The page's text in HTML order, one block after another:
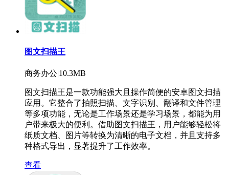
图文扫描王
商务办公|10.3MB
图文扫描王是一款功能强大且操作简便的安卓图文扫描
应用。它整合了拍照扫描、文字识别、翻译和文件管理
等多项功能，无论是工作场景还是学习场景，都能为用
户带来极大的便利。借助图文扫描王，用户能够轻松将
纸质文档、图片等转换为清晰的电子文档，并且支持多
种格式导出，显著提升了工作效率。
查看